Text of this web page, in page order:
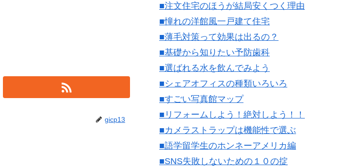
gicp13
■注文住宅のほうが結局安くつく理由
■憧れの洋館風一戸建て住宅
■薄毛対策って効果は出るの？
■基礎から知りたい予防歯科
■選ばれる水を飲んでみよう
■シェアオフィスの種類いろいろ
■すごい写真館マップ
■リフォームしよう！絶対しよう！！
■カメラストラップは機能性で選ぶ
■語学留学生のホンネーアメリカ編
■SNS失敗しないための１０の掟